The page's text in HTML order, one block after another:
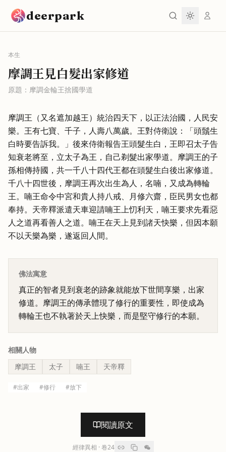
deerpark
本生
摩調王見白髮出家修道
原題： 摩調金輪王捨國學道
摩調王（又名遮加越王）統治四天下，以正法治國，人民安
樂。王有七寶、千子，人壽八萬歲。王對侍衛說：「頭鬚生
白時要告訴我。」後來侍衛報告王頭髮生白，王即召太子告
知衰老將至，立太子為王，自己剃髮出家學道。摩調王的子
孫相傳持國，共一千八十四代王都在頭髮生白後出家修道。
千八十四世後，摩調王再次出生為人，名喃，又成為轉輪
王。喃王命令中宮和貴人持八戒、月修六齋，臣民男女也都
奉持。天帝釋派遣天車迎請喃王上忉利天，喃王要求先看惡
人之道再看善人之道。喃王在天上見到諸天快樂，但因本願
不以天樂為樂，遂返回人間。
佛法寓意
真正的智者見到衰老的跡象就能放下世間享樂，出家
修道。摩調王的傳承體現了修行的重要性，即使成為
轉輪王也不執著於天上快樂，而是堅守修行的本願。
相關人物
摩調王
太子 喃王 天帝釋
#出家 #修行 #放下
閱讀原文
經律異相 · 卷24